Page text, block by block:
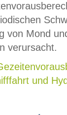
von Mond
verursacht.
und